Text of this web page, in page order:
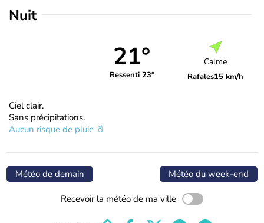
Nuit
21°
Ressenti 23°
Calme
Rafales15 km/h
Ciel clair.
Sans précipitations.
Aucun risque de pluie
Météo de demain Météo du week-end
Recevoir la météo de ma ville